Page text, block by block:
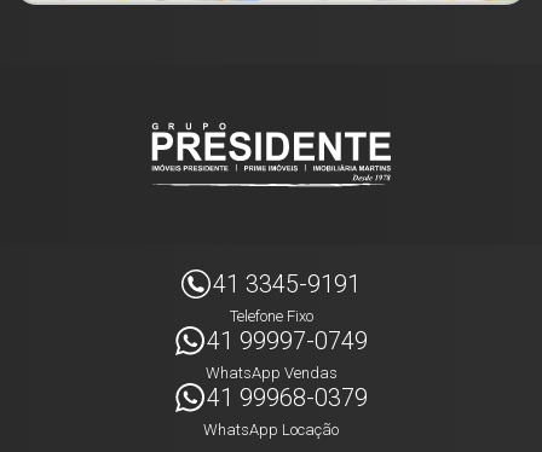
41 3345-9191
Telefone Fixo
41 99997-0749
WhatsApp Vendas
41 99968-0379
WhatsApp Locação